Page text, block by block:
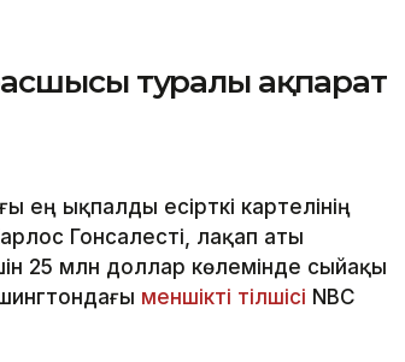
туралы ақпарат
ең ықпалды есірткі картелінің
Гонсалесті, лақап аты
25 млн доллар көлемінде сыйақы
меншікті тілшісі NBC